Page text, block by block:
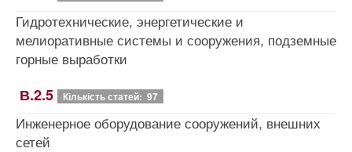
Гидротехнические, энергетические и
мелиоративные системы и сооружения, подземные
горные выработки
В.2.5 Кількість статей: 97
Инженерное оборудование сооружений, внешних
сетей